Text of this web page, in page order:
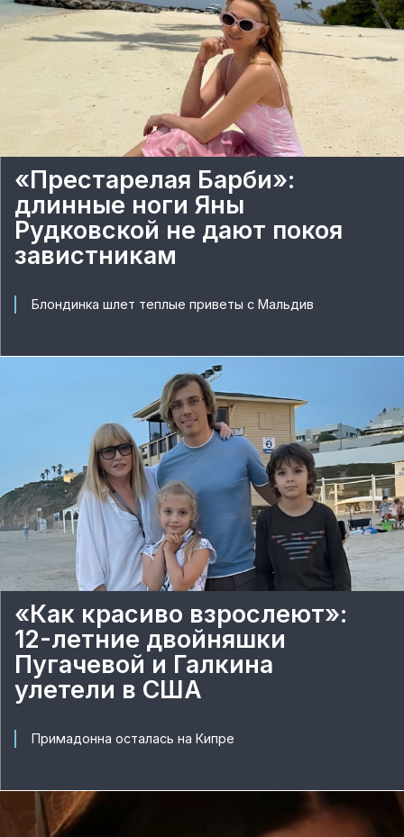
«Престарелая Барби»:
длинные ноги Яны
Рудковской не дают покоя
завистникам
Блондинка шлет теплые приветы с Мальдив
«Как красиво взрослеют»:
12-летние двойняшки
Пугачевой и Галкина
улетели в США
Примадонна осталась на Кипре